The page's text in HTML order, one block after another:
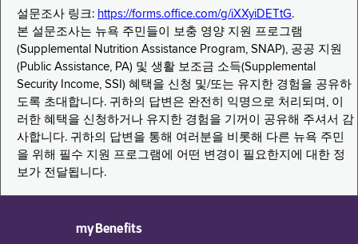
설문조사 링크: https://forms.office.com/g/iXXyiDETtG.
본 설문조사는 뉴욕 주민들이 보충 영양 지원 프로그램
(Supplemental Nutrition Assistance Program, SNAP), 공공 지원
(Public Assistance, PA) 및 생활 보조금 소득(Supplemental
Security Income, SSI) 혜택을 신청 및/또는 유지한 경험을 공유하
도록 초대합니다. 귀하의 답변은 완전히 익명으로 처리되며, 이
러한 혜택을 신청하거나 유지한 경험을 기꺼이 공유해 주셔서 감
사합니다. 귀하의 답변을 통해 여러분을 비롯해 다른 뉴욕 주민
을 위해 필수 지원 프로그램에 어떤 변경이 필요한지에 대한 정
보가 전달됩니다.
myBenefits